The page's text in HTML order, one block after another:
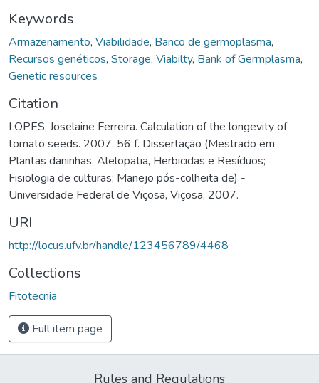
Keywords
Armazenamento, Viabilidade, Banco de germoplasma,
Recursos genéticos, Storage, Viabilty, Bank of Germplasma,
Genetic resources
Citation
LOPES, Joselaine Ferreira. Calculation of the longevity of
tomato seeds. 2007. 56 f. Dissertação (Mestrado em
Plantas daninhas, Alelopatia, Herbicidas e Resíduos;
Fisiologia de culturas; Manejo pós-colheita de) -
Universidade Federal de Viçosa, Viçosa, 2007.
URI
http://locus.ufv.br/handle/123456789/4468
Collections
Fitotecnia
Full item page
Rules and Regulations